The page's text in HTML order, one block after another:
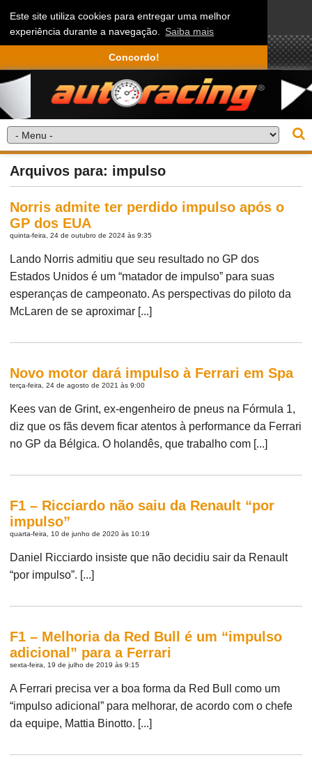
Este site utiliza cookies para entregar uma melhor
experiência durante a navegação. Saiba mais
Concordo!
Arquivos para: impulso
Norris admite ter perdido impulso após o
GP dos EUA
quinta-feira, 24 de outubro de 2024 às 9:35
Lando Norris admitiu que seu resultado no GP dos
Estados Unidos é um “matador de impulso” para suas
esperanças de campeonato. As perspectivas do piloto da
McLaren de se aproximar [...]
Novo motor dará impulso à Ferrari em Spa
terça-feira, 24 de agosto de 2021 às 9:00
Kees van de Grint, ex-engenheiro de pneus na Fórmula 1,
diz que os fãs devem ficar atentos à performance da Ferrari
no GP da Bélgica. O holandês, que trabalho com [...]
F1 – Ricciardo não saiu da Renault “por
impulso”
quarta-feira, 10 de junho de 2020 às 10:19
Daniel Ricciardo insiste que não decidiu sair da Renault
“por impulso”. [...]
F1 – Melhoria da Red Bull é um “impulso
adicional” para a Ferrari
sexta-feira, 19 de julho de 2019 às 9:15
A Ferrari precisa ver a boa forma da Red Bull como um
“impulso adicional” para melhorar, de acordo com o chefe
da equipe, Mattia Binotto. [...]